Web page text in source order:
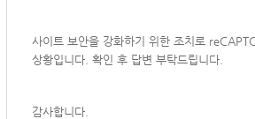
사이트 보안을 강화하기 위한 조치로
상황입니다. 확인 후 답변 부탁드립니다.
감사합니다.